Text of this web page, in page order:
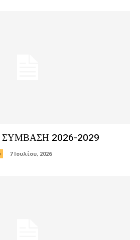
ΣΥΜΒΑΣΗ 2026-2029
7 Ιουλίου, 2026